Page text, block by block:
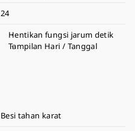
24
Hentikan fungsi jarum detik
Tampilan Hari / Tanggal
Besi tahan karat